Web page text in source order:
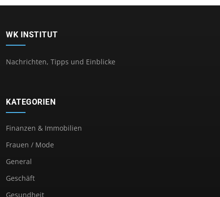
WK INSTITUT
Nachrichten, Tipps und Einblicke
KATEGORIEN
Finanzen & Immobilien
Frauen / Mode
General
Geschäft
Gesundheit